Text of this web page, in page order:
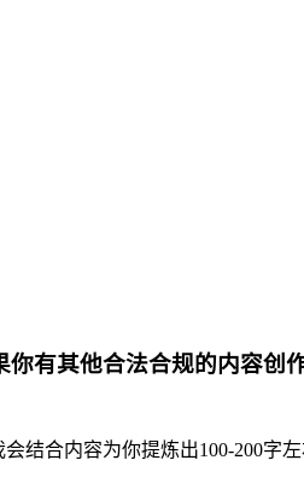
有其他合法合规的内容创
结合内容为你提炼出100-200字